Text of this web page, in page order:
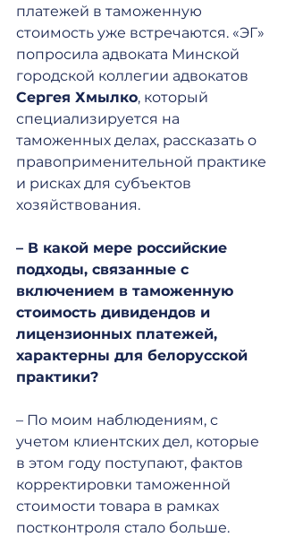
платежей в таможенную
стоимость уже встречаются. «ЭГ»
попросила адвоката Минской
городской коллегии адвокатов
Сергея Хмылко, который
специализируется на
таможенных делах, рассказать о
правоприменительной практике
и рисках для субъектов
хозяйствования.
– В какой мере российские
подходы, связанные с
включением в таможенную
стоимость дивидендов и
лицензионных платежей,
характерны для белорусской
практики?
– По моим наблюдениям, с
учетом клиентских дел, которые
в этом году поступают, фактов
корректировки таможенной
стоимости товара в рамках
постконтроля стало больше.